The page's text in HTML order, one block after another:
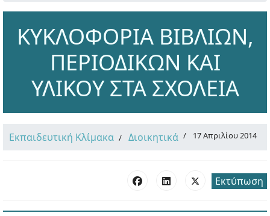
ΚΥΚΛΟΦΟΡΙΑ ΒΙΒΛΙΩΝ,
ΠΕΡΙΟΔΙΚΩΝ ΚΑΙ
ΥΛΙΚΟΥ ΣΤΑ ΣΧΟΛΕΙΑ
Εκπαιδευτική Κλίμακα Διοικητικά 17 Απριλίου 2014
Εκτύπωση